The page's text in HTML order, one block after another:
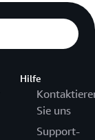
Hilfe
Sie uns
Support-